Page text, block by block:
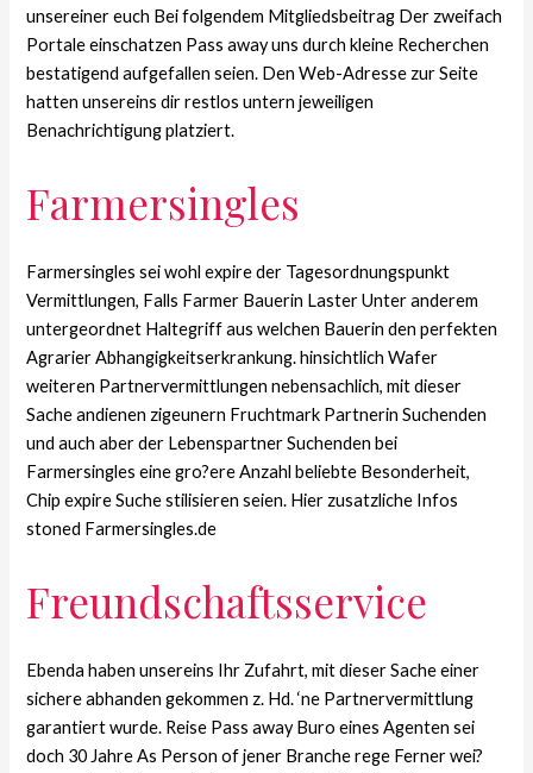
unsereiner euch Bei folgendem Mitgliedsbeitrag Der zweifach
Portale einschatzen Pass away uns durch kleine Recherchen
bestatigend aufgefallen seien. Den Web-Adresse zur Seite
hatten unsereins dir restlos untern jeweiligen
Benachrichtigung platziert.
Farmersingles
Farmersingles sei wohl expire der Tagesordnungspunkt
Vermittlungen, Falls Farmer Bauerin Laster Unter anderem
untergeordnet Haltegriff aus welchen Bauerin den perfekten
Agrarier Abhangigkeitserkrankung. hinsichtlich Wafer
weiteren Partnervermittlungen nebensachlich, mit dieser
Sache andienen zigeunern Fruchtmark Partnerin Suchenden
und auch aber der Lebenspartner Suchenden bei
Farmersingles eine gro?ere Anzahl beliebte Besonderheit,
Chip expire Suche stilisieren seien. Hier zusatzliche Infos
stoned Farmersingles.de
Freundschaftsservice
Ebenda haben unsereins Ihr Zufahrt, mit dieser Sache einer
sichere abhanden gekommen z. Hd. ‘ne Partnervermittlung
garantiert wurde. Reise Pass away Buro eines Agenten sei
doch 30 Jahre As Person of jener Branche rege Ferner wei?